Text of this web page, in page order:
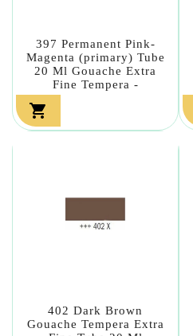
397 Permanent Pink-
Magenta (primary) Tube
20 Ml Gouache Extra
Fine Tempera -

402 Dark Brown
Gouache Tempera Extra